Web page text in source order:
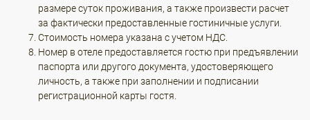
размере суток проживания, а также произвести расчет
за фактически предоставленные гостиничные услуги.
Стоимость номера указана с учетом НДС.
Номер в отеле предоставляется гостю при предъявлении
паспорта или другого документа, удостоверяющего
личность, а также при заполнении и подписании
регистрационной карты гостя.